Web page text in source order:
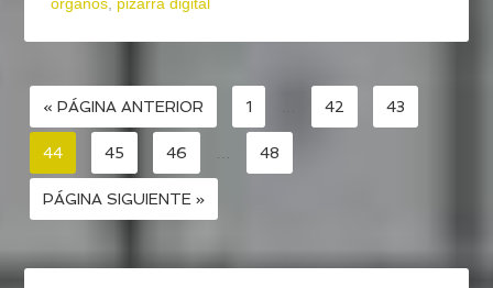
órganos, pizarra digital
« PÁGINA ANTERIOR 1 42 43
44 45 46 … 48
PÁGINA SIGUIENTE »